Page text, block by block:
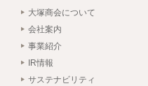
大塚商会について
会社案内
事業紹介
IR情報
サステナビリティ